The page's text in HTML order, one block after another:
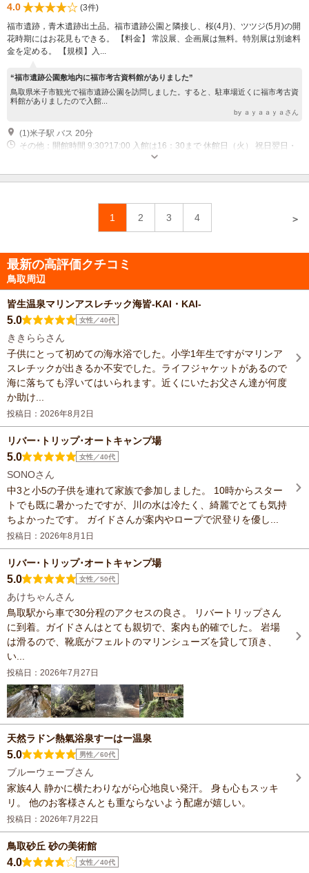
4.0
(3件)
福市遺跡，青木遺跡出土品。福市遺跡公園と隣接し、桜(4月)、ツツジ(5月)の開
花時期にはお花見もできる。 【料金】 常設展、企画展は無料。特別展は別途料
金を定める。 【規模】入...
“福市遺跡公園敷地内に福市考古資料館がありました”
鳥取県米子市観光で福市遺跡公園を訪問しました。すると、駐車場近くに福市考古資
料館がありましたので入館...
by ａｙａａｙａさん
(1)米子駅 バス 20分
その他：開館時間 9:30?17:00 入館は16：30まで 休館日（火） 祝日翌日・
年末年始・展示替えに伴う臨時休館日あり
1 2 3 4 ＞
最新の高評価クチコミ
鳥取周辺
皆生温泉マリンアスレチック海皆-KAI・KAI-
5.0 女性／40代
ききららさん
子供にとって初めての海水浴でした。小学1年生ですがマリンア
スレチックが出きるか不安でした。ライフジャケットがあるので
海に落ちても浮いてはいられます。近くにいたお父さん達が何度
か助け...
投稿日：2026年8月2日
リバー･トリップ･オートキャンプ場
5.0 女性／40代
SONOさん
中3と小5の子供を連れて家族で参加しました。 10時からスター
トでも既に暑かったですが、川の水は冷たく、綺麗でとても気持
ちよかったです。 ガイドさんが案内やロープで沢登りを優し...
投稿日：2026年8月1日
リバー･トリップ･オートキャンプ場
5.0 女性／50代
あけちゃんさん
鳥取駅から車で30分程のアクセスの良さ。 リバートリップさん
に到着。ガイドさんはとても親切で、案内も的確でした。 岩場
は滑るので、靴底がフェルトのマリンシューズを貸して頂き、
い...
投稿日：2026年7月27日
天然ラドン熱氣浴泉すーはー温泉
5.0 男性／60代
ブルーウェーブさん
家族4人 静かに横たわりながら心地良い発汗。 身も心もスッキ
リ。 他のお客様さんとも重ならないよう配慮が嬉しい。
投稿日：2026年7月22日
鳥取砂丘 砂の美術館
4.0 女性／40代